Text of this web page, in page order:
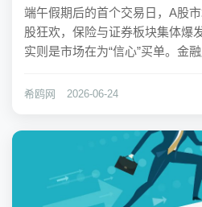
端午假期后的首个交易日，A股
股狂欢，保险与证券板块集体爆
实则是市场在为“信心”买单。金
而这正是消费意愿回升的底气所
希鸥网 2026-06-24